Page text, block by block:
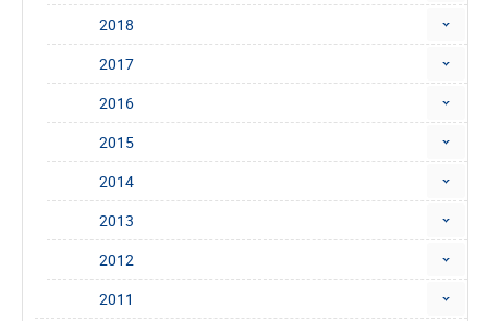
2018
2017
2016
2015
2014
2013
2012
2011